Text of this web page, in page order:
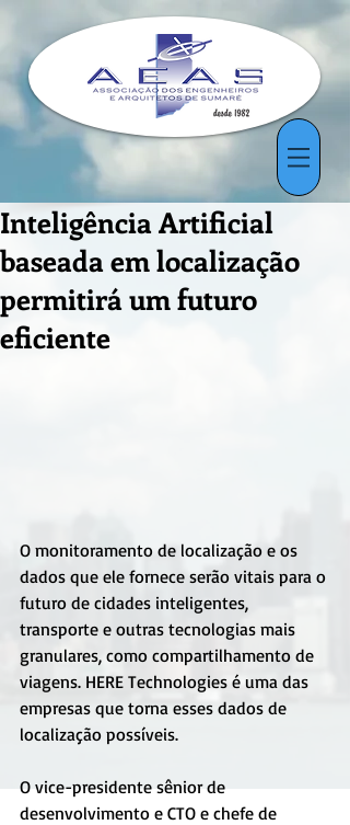
Inteligência Artificial
baseada em localização
permitirá um futuro
eficiente
O monitoramento de localização e os
dados que ele fornece serão vitais para o
futuro de cidades inteligentes,
transporte e outras tecnologias mais
granulares, como compartilhamento de
viagens. HERE Technologies é uma das
empresas que torna esses dados de
localização possíveis.
O vice-presidente sênior de
desenvolvimento e CTO e chefe de